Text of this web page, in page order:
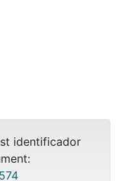
identificador